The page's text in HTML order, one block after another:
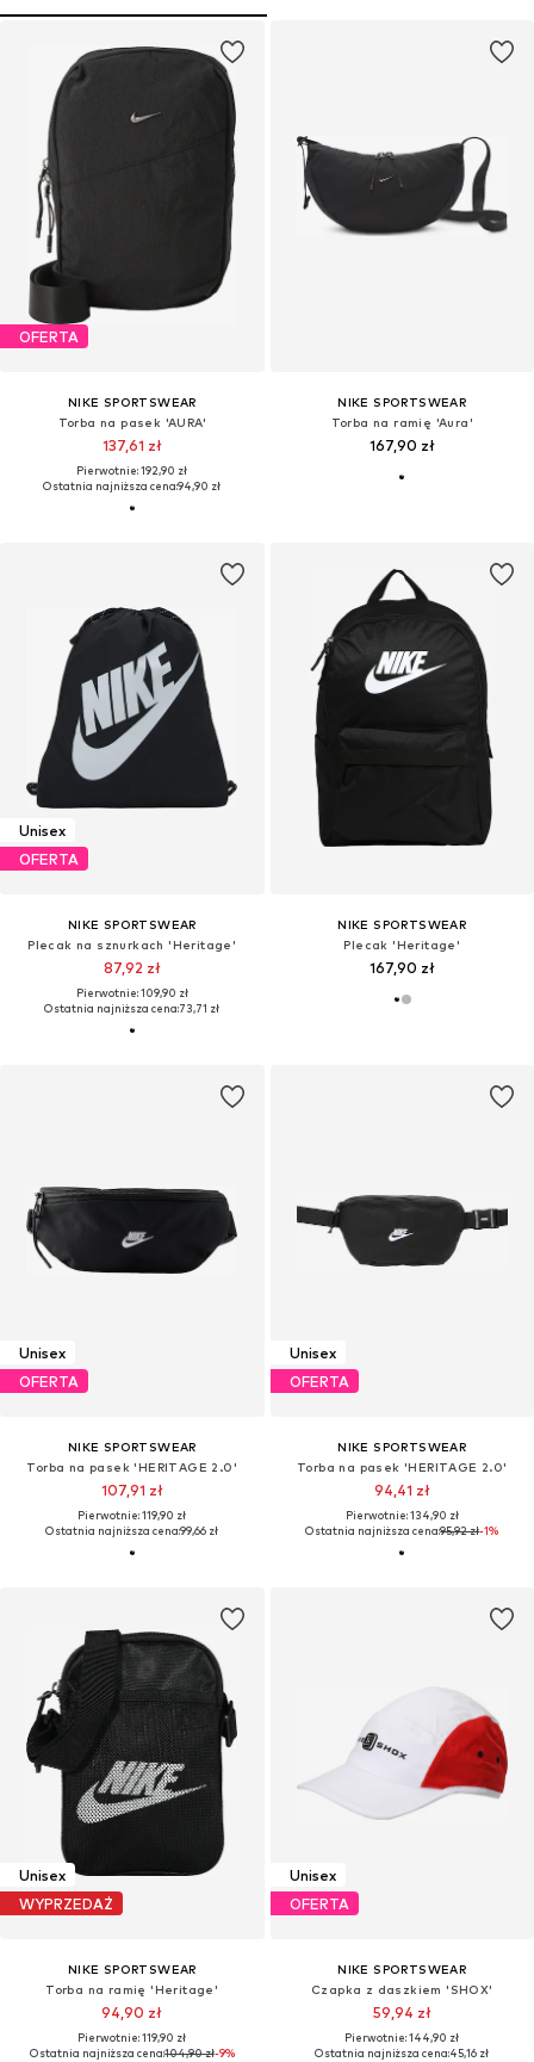
OFERTA
NIKE SPORTSWEAR
Torba na pasek 'AURA'
137,61 zł
Pierwotnie: 192,90 zł
Ostatnia najniższa cena:94,90 zł
NIKE SPORTSWEAR
Torba na ramię 'Aura'
167,90 zł
Unisex
OFERTA
NIKE SPORTSWEAR
Plecak na sznurkach 'Heritage'
87,92 zł
Pierwotnie: 109,90 zł
Ostatnia najniższa cena:73,71 zł
NIKE SPORTSWEAR
Plecak 'Heritage'
167,90 zł
Unisex
OFERTA
NIKE SPORTSWEAR
Torba na pasek 'HERITAGE 2.0'
107,91 zł
Pierwotnie: 119,90 zł
Ostatnia najniższa cena:99,66 zł
Unisex
OFERTA
NIKE SPORTSWEAR
Torba na pasek 'HERITAGE 2.0'
94,41 zł
Pierwotnie: 134,90 zł
Ostatnia najniższa cena:95,92 zł-1%
Unisex
WYPRZEDAŻ
NIKE SPORTSWEAR
Torba na ramię 'Heritage'
94,90 zł
Pierwotnie: 119,90 zł
Ostatnia najniższa cena:104,90 zł-9%
Unisex
OFERTA
NIKE SPORTSWEAR
Czapka z daszkiem 'SHOX'
59,94 zł
Pierwotnie: 144,90 zł
Ostatnia najniższa cena:45,16 zł